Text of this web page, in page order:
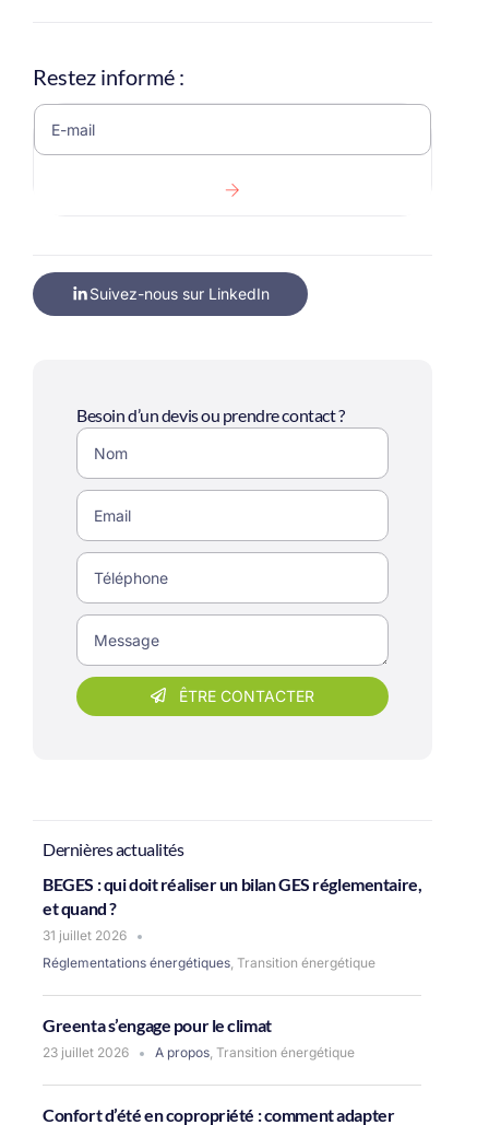
Restez informé :
Suivez-nous sur LinkedIn
Besoin d’un devis ou prendre contact ?
ÊTRE CONTACTER
Dernières actualités
BEGES : qui doit réaliser un bilan GES réglementaire,
et quand ?
31 juillet 2026
Réglementations énergétiques,Transition énergétique
Greenta s’engage pour le climat
23 juillet 2026 A propos,Transition énergétique
Confort d’été en copropriété : comment adapter